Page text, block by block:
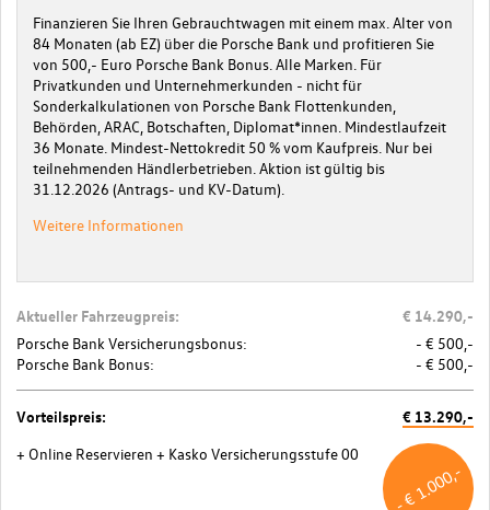
Finanzieren Sie Ihren Gebrauchtwagen mit einem max. Alter von
84 Monaten (ab EZ) über die Porsche Bank und profitieren Sie
von 500,- Euro Porsche Bank Bonus. Alle Marken. Für
Privatkunden und Unternehmerkunden - nicht für
Sonderkalkulationen von Porsche Bank Flottenkunden,
Behörden, ARAC, Botschaften, Diplomat*innen. Mindestlaufzeit
36 Monate. Mindest-Nettokredit 50 % vom Kaufpreis. Nur bei
teilnehmenden Händlerbetrieben. Aktion ist gültig bis
31.12.2026 (Antrags- und KV-Datum).
Weitere Informationen
Aktueller Fahrzeugpreis: € 14.290,-
Porsche Bank Versicherungsbonus:
- € 500,-
Porsche Bank Bonus:
- € 500,-
Vorteilspreis: € 13.290,-
+ Online Reservieren + Kasko Versicherungsstufe 00
- € 1.000,-